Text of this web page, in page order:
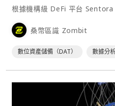
根據機構級 DeFi 平台
桑幣區識 Zombit
數位資產儲備（DAT） 數據分